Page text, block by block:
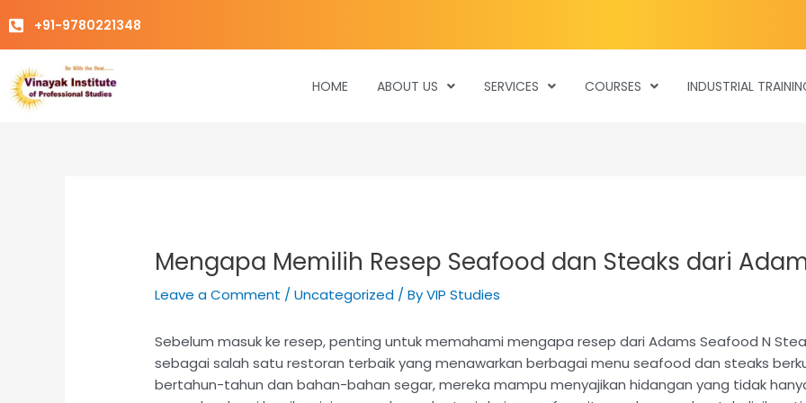
to
content
+91-9780221348
HOME ABOUT US SERVICES COURSES INDUSTRIAL
Mengapa Memilih Resep Seafood dan Steaks dari
Leave a Comment /Uncategorized / ByVIP Studies
Sebelum masuk ke resep, penting untuk memahami mengapa resep dari Adams Seafood N
sebagai salah satu restoran terbaik yang menawarkan berbagai menu seafood dan steaks
bertahun-tahun dan bahan-bahan segar, mereka mampu menyajikan hidangan yang tidak